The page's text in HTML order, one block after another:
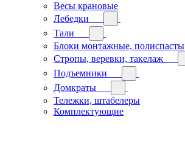
Весы крановые
Лебедки
Тали
Блоки монтажные, полиспасты
Стропы, веревки, такелаж
Подъемники
Домкраты
Тележки, штабелеры
Комплектующие